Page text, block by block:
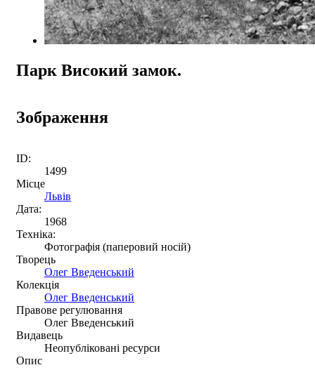
Парк Високий замок.
Зображення
ID:
1499
Місце
Львів
Дата:
1968
Техніка:
Фотографія (паперовий носій)
Творець
Олег Введенський
Колекція
Олег Введенський
Правове регулювання
Олег Введенський
Видавець
Неопубліковані ресурси
Опис